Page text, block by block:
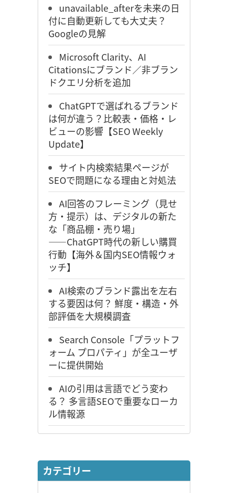
unavailable_afterを未来の日
付に自動更新しても大丈夫？
Googleの見解
Microsoft Clarity、AI
Citationsにブランド／非ブラン
ドクエリ分析を追加
ChatGPTで選ばれるブランド
は何が違う？比較表・価格・レ
ビューの影響【SEO Weekly
Update】
サイト内検索結果ページが
SEOで問題になる理由と対処法
AI回答のフレーミング（見せ
方・提示）は、デジタルの新た
な「商品棚・売り場」
――ChatGPT時代の新しい購買
行動【海外＆国内SEO情報ウォ
ッチ】
AI検索のブランド露出を左右
する要因は何？ 鮮度・構造・外
部評価を大規模調査
Search Console「プラットフ
ォーム プロパティ」が全ユーザ
ーに提供開始
AIの引用は言語でどう変わ
る？ 多言語SEOで重要なローカ
ル情報源
カテゴリー